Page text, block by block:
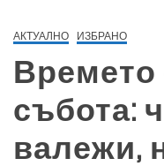
АКТУАЛНО ИЗБРАНО
събота:
валежи,